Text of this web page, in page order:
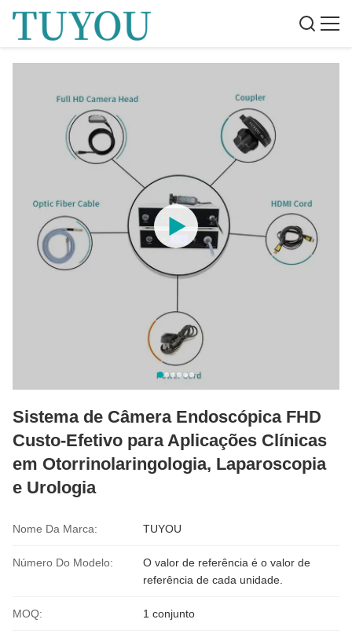
Sistema de Câmera Endoscópica FHD
Custo-Efetivo para Aplicações Clínicas
em Otorrinolaringologia, Laparoscopia
e Urologia
Nome Da Marca: TUYOU
Número Do Modelo:
O valor de referência é o valor de
referência de cada unidade.
MOQ: 1 conjunto